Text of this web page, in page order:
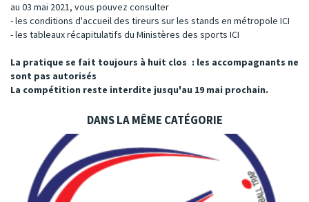
au 03 mai 2021, vous pouvez consulter
- les conditions d'accueil des tireurs sur les stands en métropole ICI
- les tableaux récapitulatifs du Ministères des sports ICI
La pratique se fait toujours à huit clos : les accompagnants ne
sont pas autorisés
La compétition reste interdite jusqu'au 19 mai prochain.
DANS LA MÊME CATÉGORIE